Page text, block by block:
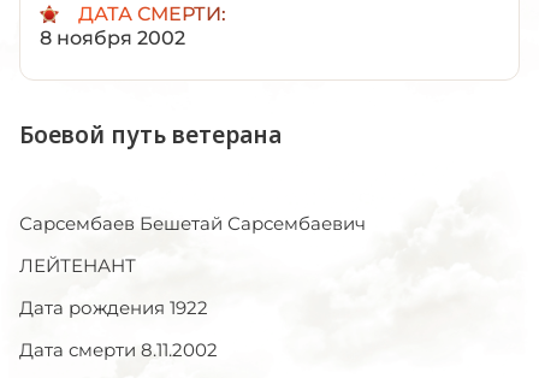
ДАТА СМЕРТИ:
8 ноября 2002
Боевой путь ветерана
Сарсембаев Бешетай Сарсембаевич
ЛЕЙТЕНАНТ
Дата рождения 1922
Дата смерти 8.11.2002